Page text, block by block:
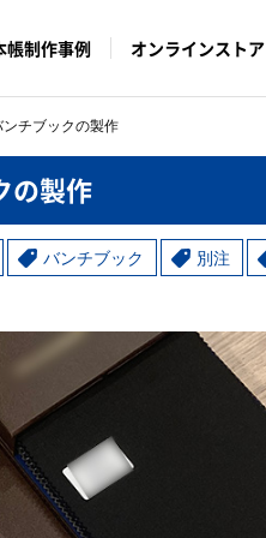
帳制作事例 オンラインストア
チブックの製作
の製作
バンチブック 別注